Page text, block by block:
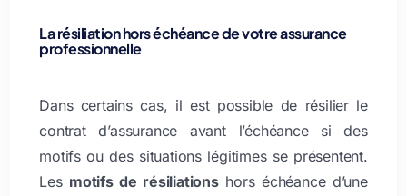
La résiliation hors échéance de votre assurance
professionnelle
Dans certains cas, il est possible de résilier le
contrat d’assurance avant l’échéance si des
motifs ou des situations légitimes se présentent.
Les motifs de résiliationshors échéance d’une